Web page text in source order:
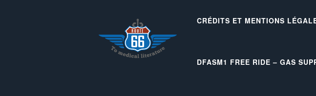
CRÉDITS ET MENTIONS
DFASM1 FREE RIDE – GAS